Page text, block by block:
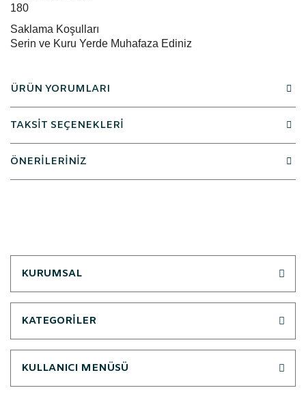
180
Saklama Koşulları
Serin ve Kuru Yerde Muhafaza Ediniz
ÜRÜN YORUMLARI
TAKSİT SEÇENEKLERİ
ÖNERİLERİNİZ
KURUMSAL
KATEGORİLER
KULLANICI MENÜSÜ